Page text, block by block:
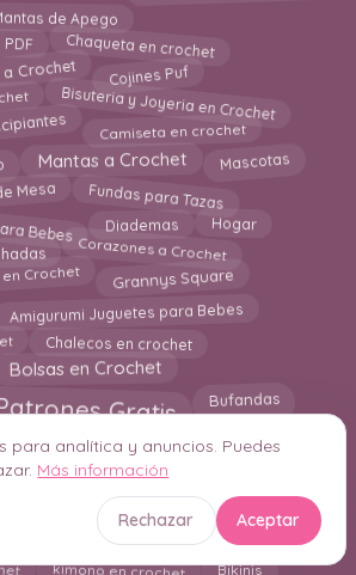
de Apego
Chaqueta en crochet
Crochet Cojines Puf
Bisuteria y Joyeria en Crochet
Camiseta en crochet
Mantas a Crochet Mascotas
Mesa Fundas para Tazas
Bebes Diademas Hogar
Corazones a Crochet
Crochet Grannys Square
Amigurumi Juguetes para Bebes
Chalecos en crochet
Bolsas en Crochet
Gratis Bufandas
Aplicaciones en ganchillo
Amigurumi
de Pared en Crochet
Calcetines en crochet Guantes
kimono en crochet Bikinis
para analítica y anuncios. Puedes
Más información
Rechazar Aceptar